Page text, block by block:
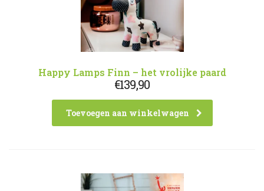
Happy Lamps Finn – het vrolijke paard
€139,90
Toevoegen aan winkelwagen